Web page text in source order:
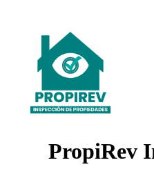
PropiRev